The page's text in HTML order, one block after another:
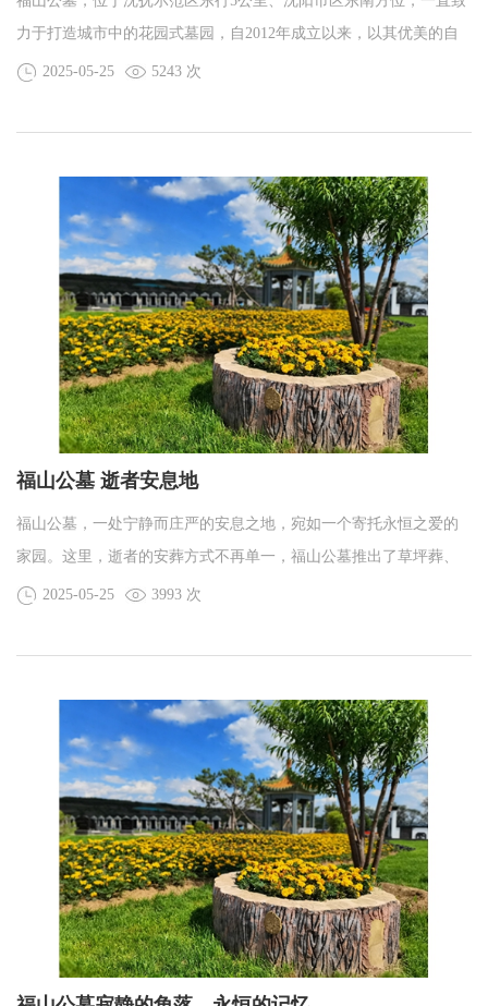
力于打造城市中的花园式墓园，自2012年成立以来，以其优美的自
然环境、深厚的文化底蕴和专业的服务，成为了众多家庭的理想选
逝者的敬意。墓园的设计充分体现了人与自然的和谐共生，绵延起
2025-05-25 5243 次
福山公墓 逝者安息地
福山公墓，一处宁静而庄严的安息之地，宛如一个寄托永恒之爱的
家园。这里，逝者的安葬方式不再单一，福山公墓推出了草坪葬、
树葬、花坛葬、壁葬、晶体葬等多种节地生态葬式，旨在降低安葬
2025-05-25 3993 次